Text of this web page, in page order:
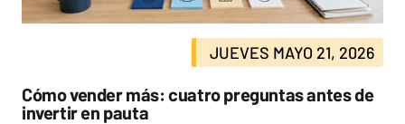
JUEVES MAYO 21, 2026
Cómo vender más: cuatro preguntas antes de
invertir en pauta